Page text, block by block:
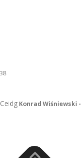
Ceidg Konrad Wiśniewski -